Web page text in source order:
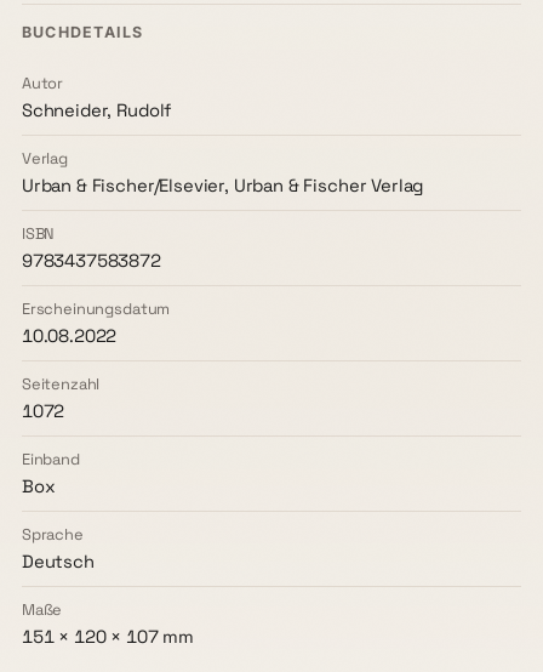
BUCHDETAILS
Autor
Schneider, Rudolf
Verlag
Urban & Fischer/Elsevier, Urban & Fischer Verlag
ISBN
9783437583872
Erscheinungsdatum
10.08.2022
Seitenzahl
1072
Einband
Box
Sprache
Deutsch
Maße
151 × 120 × 107 mm